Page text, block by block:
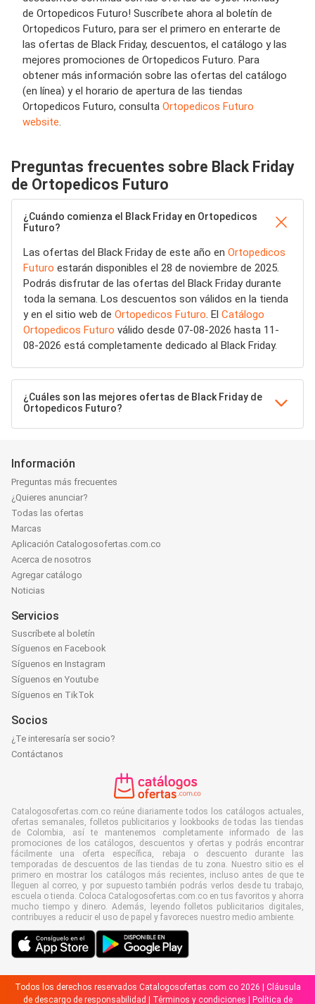
de Ortopedicos Futuro! Suscríbete ahora al boletín de
Ortopedicos Futuro, para ser el primero en enterarte de
las ofertas de Black Friday, descuentos, el catálogo y las
mejores promociones de Ortopedicos Futuro. Para
obtener más información sobre las ofertas del catálogo
(en línea) y el horario de apertura de las tiendas
Ortopedicos Futuro, consulta Ortopedicos Futuro
website.
Preguntas frecuentes sobre Black Friday
de Ortopedicos Futuro
¿Cuándo comienza el Black Friday en Ortopedicos
Futuro?
Las ofertas del Black Friday de este año en Ortopedicos
Futuro estarán disponibles el 28 de noviembre de 2025.
Podrás disfrutar de las ofertas del Black Friday durante
toda la semana. Los descuentos son válidos en la tienda
y en el sitio web de Ortopedicos Futuro. El Catálogo
Ortopedicos Futuro válido desde 07-08-2026 hasta 11-
08-2026 está completamente dedicado al Black Friday.
¿Cuáles son las mejores ofertas de Black Friday de
Ortopedicos Futuro?
Información
Preguntas más frecuentes
¿Quieres anunciar?
Todas las ofertas
Marcas
Aplicación Catalogosofertas.com.co
Acerca de nosotros
Agregar catálogo
Noticias
Servicios
Suscríbete al boletín
Síguenos en Facebook
Síguenos en Instagram
Síguenos en Youtube
Síguenos en TikTok
Socios
¿Te interesaría ser socio?
Contáctanos
Catalogosofertas.com.co reúne diariamente todos los catálogos actuales,
ofertas semanales, folletos publicitarios y lookbooks de todas las tiendas
de Colombia, así te mantenemos completamente informado de las
promociones de los catálogos, descuentos y ofertas y podrás encontrar
fácilmente una oferta específica, rebaja o descuento durante las
temporadas de descuentos de las tiendas de tu zona. Nuestro sitio es el
primero en mostrar los catálogos más recientes, incluso antes de que te
lleguen al correo, y por supuesto también podrás verlos desde tu trabajo,
escuela o tienda. Coloca Catalogosofertas.com.co en tus favoritos y ahorra
mucho tiempo y dinero. Además, leyendo folletos publicitarios digitales,
contribuyes a reducir el uso de papel y favoreces nuestro medio ambiente.
Todos los derechos reservados Catalogosofertas.com.co 2026 | Cláusula
de descargo de responsabilidad
Términos y condiciones Política de